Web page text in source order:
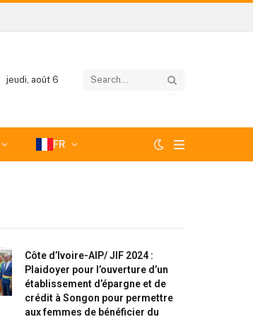
jeudi, août 6
FR
Côte d’Ivoire-AIP/ JIF 2024 :
Plaidoyer pour l’ouverture d’un
établissement d’épargne et de
crédit à Songon pour permettre
aux femmes de bénéficier du